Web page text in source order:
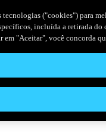
tecnologias ("cookies") para
incluída a retirada
"Aceitar", você concorda